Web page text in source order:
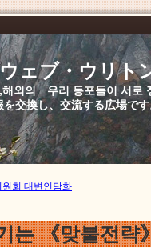
ェブ・ウリト
외의 우리 동포들이 서로
交換し、交流する広場で
회 대변인담화
는 《맞불전략